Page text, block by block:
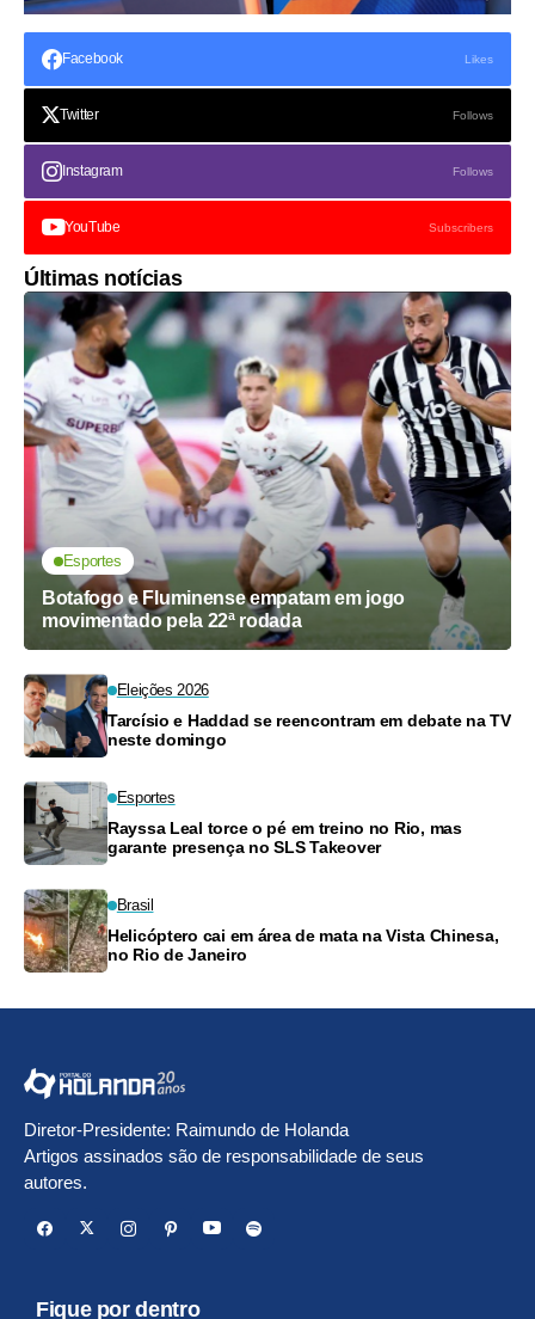
Facebook Likes
Twitter Follows
Instagram Follows
YouTube Subscribers
Últimas notícias
Esportes
Botafogo e Fluminense empatam em jogo
movimentado pela 22ª rodada
Eleições 2026
Tarcísio e Haddad se reencontram em debate na TV
neste domingo
Esportes
Rayssa Leal torce o pé em treino no Rio, mas
garante presença no SLS Takeover
Brasil
Helicóptero cai em área de mata na Vista Chinesa,
no Rio de Janeiro
Diretor-Presidente: Raimundo de Holanda
Artigos assinados são de responsabilidade de seus
autores.
Fique por dentro